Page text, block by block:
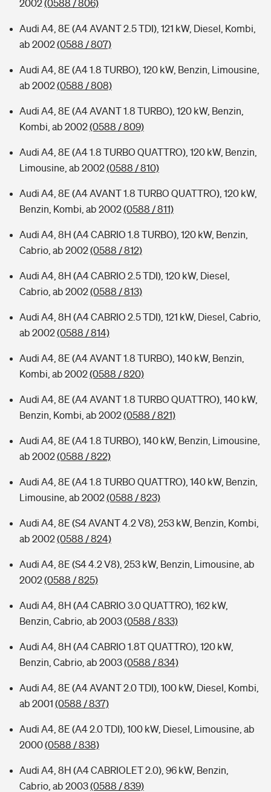
2002(0588 / 806)
Audi A4, 8E (A4 AVANT 2.5 TDI), 121 kW, Diesel, Kombi,
ab 2002(0588 / 807)
Audi A4, 8E (A4 1.8 TURBO), 120 kW, Benzin, Limousine,
ab 2002(0588 / 808)
Audi A4, 8E (A4 AVANT 1.8 TURBO), 120 kW, Benzin,
Kombi, ab 2002(0588 / 809)
Audi A4, 8E (A4 1.8 TURBO QUATTRO), 120 kW, Benzin,
Limousine, ab 2002(0588 / 810)
Audi A4, 8E (A4 AVANT 1.8 TURBO QUATTRO), 120 kW,
Benzin, Kombi, ab 2002(0588 / 811)
Audi A4, 8H (A4 CABRIO 1.8 TURBO), 120 kW, Benzin,
Cabrio, ab 2002(0588 / 812)
Audi A4, 8H (A4 CABRIO 2.5 TDI), 120 kW, Diesel,
Cabrio, ab 2002(0588 / 813)
Audi A4, 8H (A4 CABRIO 2.5 TDI), 121 kW, Diesel, Cabrio,
ab 2002(0588 / 814)
Audi A4, 8E (A4 AVANT 1.8 TURBO), 140 kW, Benzin,
Kombi, ab 2002(0588 / 820)
Audi A4, 8E (A4 AVANT 1.8 TURBO QUATTRO), 140 kW,
Benzin, Kombi, ab 2002(0588 / 821)
Audi A4, 8E (A4 1.8 TURBO), 140 kW, Benzin, Limousine,
ab 2002(0588 / 822)
Audi A4, 8E (A4 1.8 TURBO QUATTRO), 140 kW, Benzin,
Limousine, ab 2002(0588 / 823)
Audi A4, 8E (S4 AVANT 4.2 V8), 253 kW, Benzin, Kombi,
ab 2002(0588 / 824)
Audi A4, 8E (S4 4.2 V8), 253 kW, Benzin, Limousine, ab
2002(0588 / 825)
Audi A4, 8H (A4 CABRIO 3.0 QUATTRO), 162 kW,
Benzin, Cabrio, ab 2003(0588 / 833)
Audi A4, 8H (A4 CABRIO 1.8T QUATTRO), 120 kW,
Benzin, Cabrio, ab 2003(0588 / 834)
Audi A4, 8E (A4 AVANT 2.0 TDI), 100 kW, Diesel, Kombi,
ab 2001 (0588 / 837)
Audi A4, 8E (A4 2.0 TDI), 100 kW, Diesel, Limousine, ab
2000(0588 / 838)
Audi A4, 8H (A4 CABRIOLET 2.0), 96 kW, Benzin,
Cabrio, ab 2003(0588 / 839)